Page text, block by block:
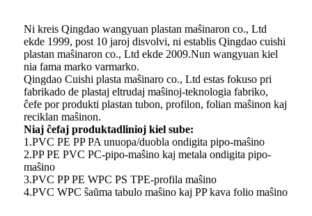
Ni kreis Qingdao wangyuan plastan maŝinaron co., Ltd
ekde 1999, post 10 jaroj disvolvi, ni establis Qingdao cuishi
plastan maŝinaron co., Ltd ekde 2009.Nun wangyuan kiel
nia fama marko varmarko.
Qingdao Cuishi plasta maŝinaro co., Ltd estas fokuso pri
fabrikado de plastaj eltrudaj maŝinoj-teknologia fabriko,
ĉefe por produkti plastan tubon, profilon, folian maŝinon kaj
reciklan maŝinon.
Niaj ĉefaj produktadlinioj kiel sube:
1.PVC PE PP PA unuopa/duobla ondigita pipo-maŝino
2.PP PE PVC PC-pipo-maŝino kaj metala ondigita pipo-
maŝino
3.PVC PP PE WPC PS TPE-profila maŝino
4.PVC WPC ŝaŭma tabulo maŝino kaj PP kava folio maŝino